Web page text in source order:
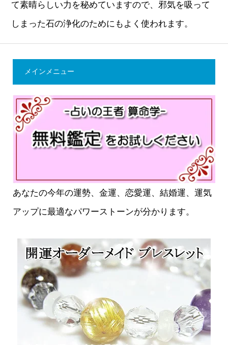
て素晴らしい力を秘めていますので、邪気を吸って
しまった石の浄化のためにもよく使われます。
メインメニュー
あなたの今年の運勢、金運、恋愛運、結婚運、運気
アップに最適なパワーストーンが分かります。